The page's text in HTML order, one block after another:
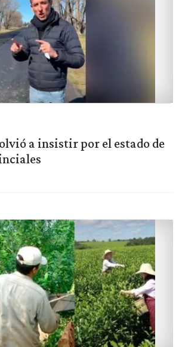
a insistir por el estado de